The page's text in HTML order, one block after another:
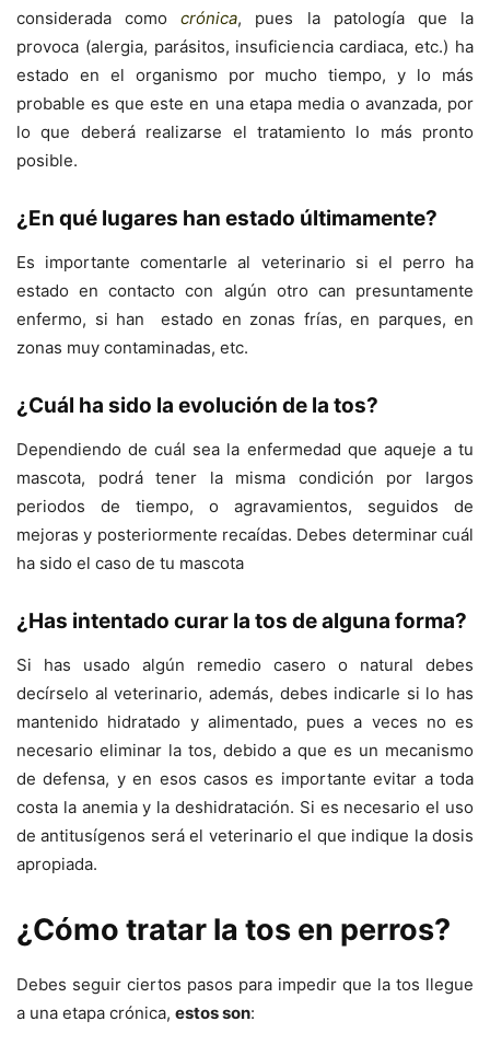
considerada comocrónica, pues la patología que la
provoca (alergia, parásitos, insuficiencia cardiaca, etc.) ha
estado en el organismo por mucho tiempo, y lo más
probable es que este en una etapa media o avanzada, por
lo que deberá realizarse el tratamiento lo más pronto
posible.
¿En qué lugares han estado últimamente?
Es importante comentarle al veterinario si el perro ha
estado en contacto con algún otro can presuntamente
enfermo, si han estado en zonas frías, en parques, en
zonas muy contaminadas, etc.
¿Cuál ha sido la evolución de la tos?
Dependiendo de cuál sea la enfermedad que aqueje a tu
mascota, podrá tener la misma condición por largos
periodos de tiempo, o agravamientos, seguidos de
mejoras y posteriormente recaídas. Debes determinar cuál
ha sido el caso de tu mascota
¿Has intentado curar la tos de alguna forma?
Si has usado algún remedio casero o natural debes
decírselo al veterinario, además, debes indicarle si lo has
mantenido hidratado y alimentado, pues a veces no es
necesario eliminar la tos, debido a que es un mecanismo
de defensa, y en esos casos es importante evitar a toda
costa la anemia y la deshidratación. Si es necesario el uso
de antitusígenos será el veterinario el que indique la dosis
apropiada.
¿Cómo tratar la tos en perros?
Debes seguir ciertos pasos para impedir que la tos llegue
a una etapa crónica, estos son: